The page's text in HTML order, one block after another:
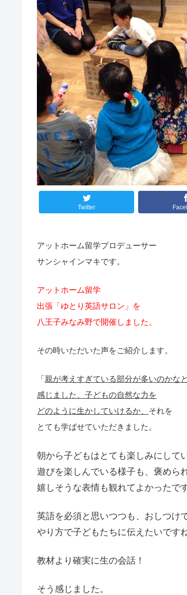
Twitter
アットホーム留学プロデューサー
サンシャインマキです。
アットホーム留学
出張「ゆとり英語サロン」を
八王子みなみ野で開催しました。
その時いただいた声をご紹介します。
「 親が考えすぎている部分が多いのかなと
感じました、子どもの自然な力を
どのように生かしていけるか、 それを
とても学ばせていただきました。
朝から子どもはとても楽しみにしてい
遊びを楽しんでいる様子も、褒めら
嬉しそうな表情も観れてよかったです
英語を必須と思いつつも、おしつけ
やり方で子どもたちに伝えたいです
教材より確実に生の会話！
そう感じました。